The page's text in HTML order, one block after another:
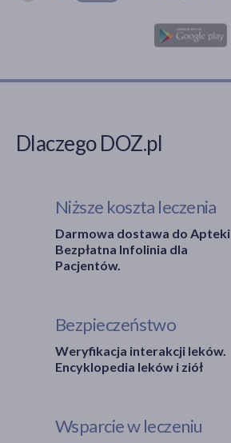
Dlaczego DOZ.pl
Niższe koszta leczenia
Darmowa dostawa do Apteki
Bezpłatna Infolinia dla
Pacjentów.
Bezpieczeństwo
Weryfikacja interakcji leków.
Encyklopedia leków i ziół
Wsparcie w leczeniu